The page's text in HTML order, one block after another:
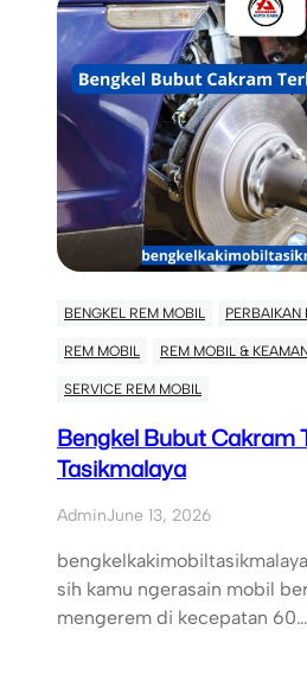
BENGKEL REM MOBIL PERBAIKAN
REM MOBIL REM MOBIL &
SERVICE REM MOBIL
Bengkel Bubut Cakram
Tasikmalaya
AdminJune 13, 2026
sih kamu ngerasain mobil
mengerem di kecepatan 60…